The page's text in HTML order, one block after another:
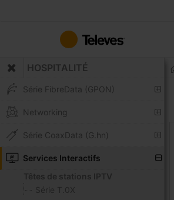
contenu
HOSPITALITÉ
Série FibreData (GPON)
Networking
Série CoaxData (G.hn)
Services Interactifs
Têtes de stations IPTV
Série T.0X